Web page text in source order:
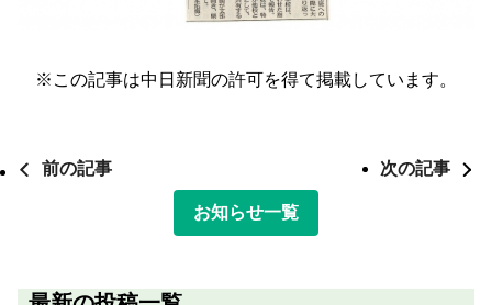
※この記事は中日新聞の許可を得て掲載しています。
前の記事 次の記事
お知らせ一覧